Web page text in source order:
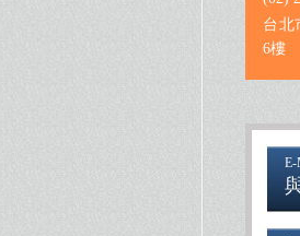
台北
6樓